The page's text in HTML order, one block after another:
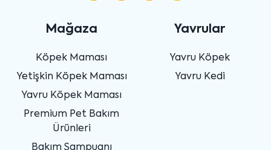
Mağaza
Köpek Maması
Yetişkin Köpek Maması
Yavru Köpek Maması
Premium Pet Bakım
Ürünleri
Bakım Şampuanı
Yavrular
Yavru Köpek
Yavru Kedi